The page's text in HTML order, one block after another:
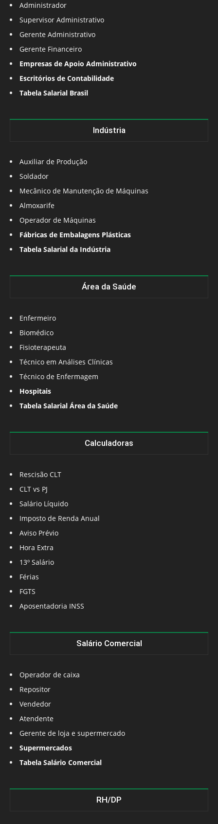
Administrador
Supervisor Administrativo
Gerente Administrativo
Gerente Financeiro
Empresas de Apoio Administrativo
Escritórios de Contabilidade
Tabela Salarial Brasil
Indústria
Auxiliar de Produção
Soldador
Mecânico de Manutenção de Máquinas
Almoxarife
Operador de Máquinas
Fábricas de Embalagens Plásticas
Tabela Salarial da Indústria
Área da Saúde
Enfermeiro
Biomédico
Fisioterapeuta
Técnico em Análises Clínicas
Técnico de Enfermagem
Hospitais
Tabela Salarial Área da Saúde
Calculadoras
Rescisão CLT
CLT vs PJ
Salário Líquido
Imposto de Renda Anual
Aviso Prévio
Hora Extra
13º Salário
Férias
FGTS
Aposentadoria INSS
Salário Comercial
Operador de caixa
Repositor
Vendedor
Atendente
Gerente de loja e supermercado
Supermercados
Tabela Salário Comercial
RH/DP